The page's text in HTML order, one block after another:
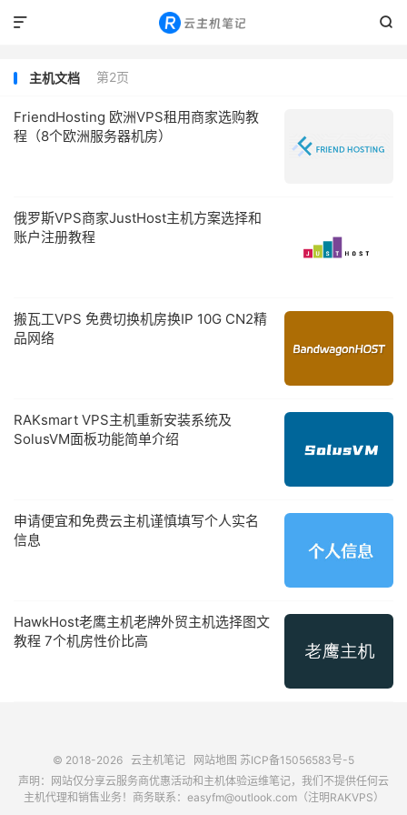


主机文档 第2页
FriendHosting 欧洲VPS租用商家选购教
程（8个欧洲服务器机房）
俄罗斯VPS商家JustHost主机方案选择和
账户注册教程
搬瓦工VPS 免费切换机房换IP 10G CN2精
品网络
RAKsmart VPS主机重新安装系统及
SolusVM面板功能简单介绍
申请便宜和免费云主机谨慎填写个人实名
信息
HawkHost老鹰主机老牌外贸主机选择图文
教程 7个机房性价比高
© 2018-2026 云主机笔记 网站地图 苏ICP备15056583号-5
声明：网站仅分享云服务商优惠活动和主机体验运维笔记，我们不提供任何云
主机代理和销售业务！商务联系：easyfm@outlook.com（注明RAKVPS）